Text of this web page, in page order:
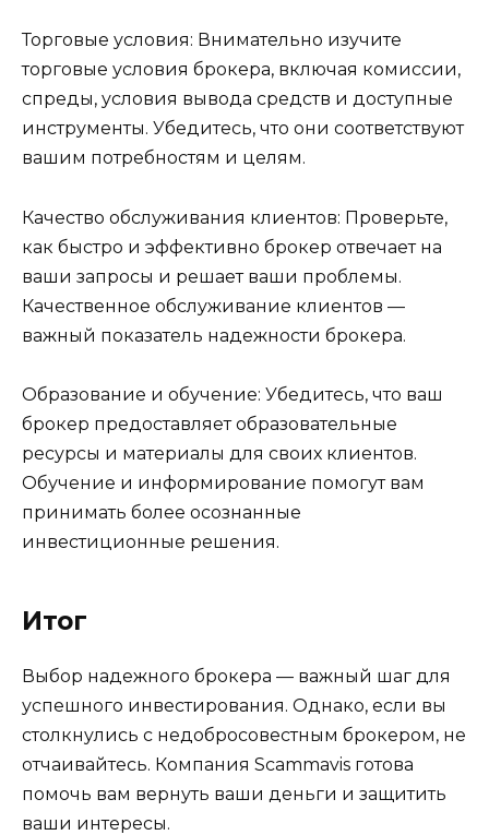
Торговые условия: Внимательно изучите
торговые условия брокера, включая комиссии,
спреды, условия вывода средств и доступные
инструменты. Убедитесь, что они соответствуют
вашим потребностям и целям.
Качество обслуживания клиентов: Проверьте,
как быстро и эффективно брокер отвечает на
ваши запросы и решает ваши проблемы.
Качественное обслуживание клиентов —
важный показатель надежности брокера.
Образование и обучение: Убедитесь, что ваш
брокер предоставляет образовательные
ресурсы и материалы для своих клиентов.
Обучение и информирование помогут вам
принимать более осознанные
инвестиционные решения.
Итог
Выбор надежного брокера — важный шаг для
успешного инвестирования. Однако, если вы
столкнулись с недобросовестным брокером, не
отчаивайтесь. Компания Scammavis готова
помочь вам вернуть ваши деньги и защитить
ваши интересы.